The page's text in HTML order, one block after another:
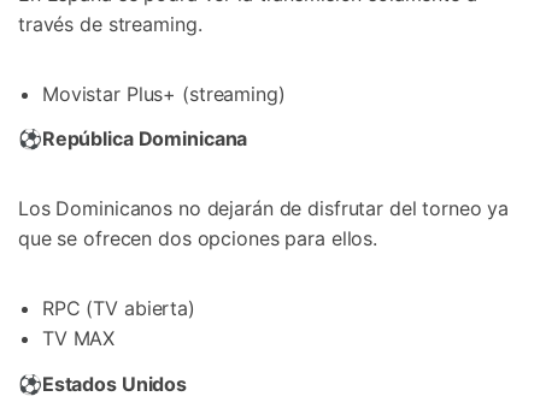
través de streaming.
Movistar Plus+ (streaming)
⚽República Dominicana
Los Dominicanos no dejarán de disfrutar del torneo ya
que se ofrecen dos opciones para ellos.
RPC (TV abierta)
TV MAX
⚽Estados Unidos